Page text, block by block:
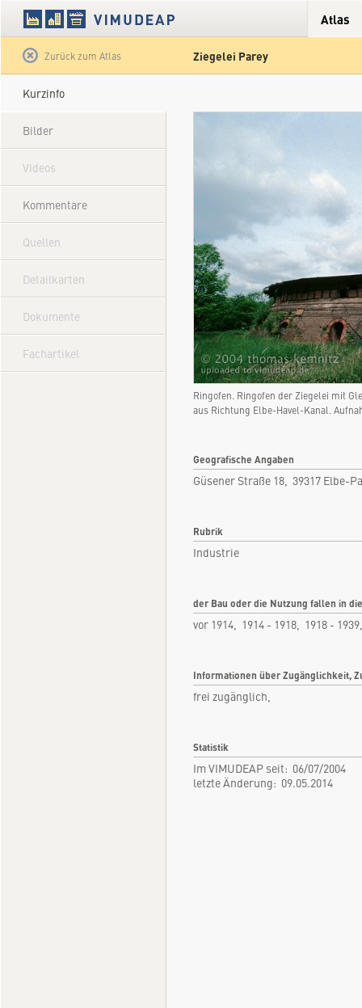
Atlas
Zurück zum Atlas Ziegelei Parey
Kurzinfo
Bilder
Videos
Kommentare
Quellen
Detailkarten
Dokumente
Fachartikel
Ringofen. Ringofen der Ziegelei mit
aus Richtung Elbe-Havel-Kanal.
Geografische Angaben
Güsener Straße 18, 39317 Elbe-
Rubrik
Industrie
der Bau oder die Nutzung fallen in
vor 1914, 1914 - 1918, 1918 -
Informationen über Zugänglichkeit,
frei zugänglich,
Statistik
Im VIMUDEAP seit: 06/07/2004
letzte Änderung: 09.05.2014
Satellit Hybrid